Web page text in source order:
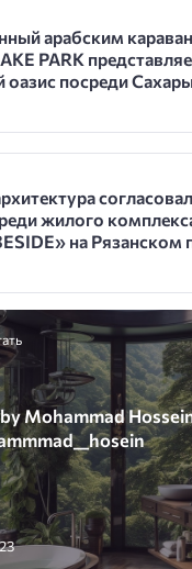
арабским
PARK
оазис посреди
жилого
на Рязанском
Mohammad